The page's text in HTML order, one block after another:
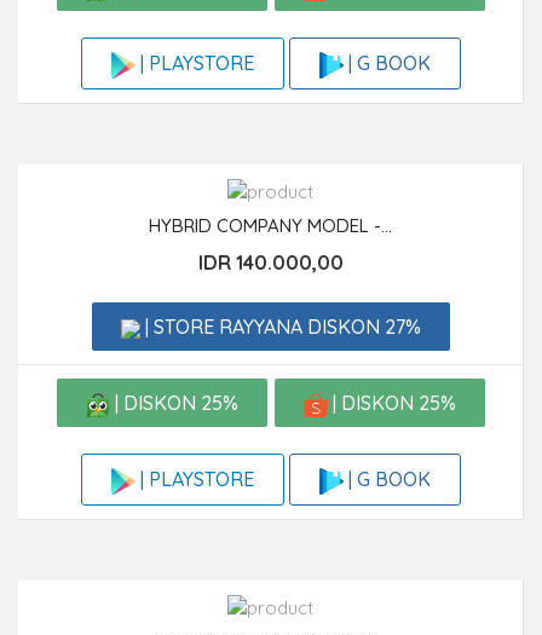
| PLAYSTORE | G BOOK
HYBRID COMPANY MODEL -...
IDR 140.000,00
| STORE RAYYANA DISKON 27%
| DISKON 25% | DISKON 25%
| PLAYSTORE | G BOOK